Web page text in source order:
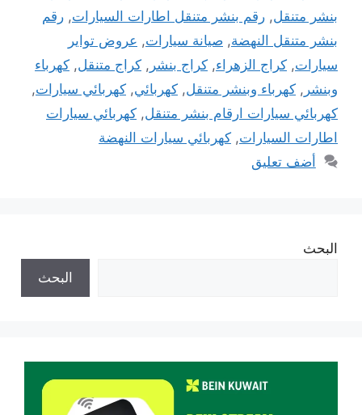
بنشر متنقل, رقم بنشر متنقل اطارات السيارات, رقم
بنشر متنقل النهضة, صيانة سيارات, عروض تواير
سيارات, كراج الزهراء, كراج بنشر , كراج متنقل, كهرباء
وبنشر , كهرباء وبنشر متنقل, كهربائي, كهربائي سيارات,
كهربائي سيارات ارقام بنشر متنقل, كهربائي سيارات
اطارات السيارات, كهربائي سيارات النهضة
أضف تعليق
البحث
البحث